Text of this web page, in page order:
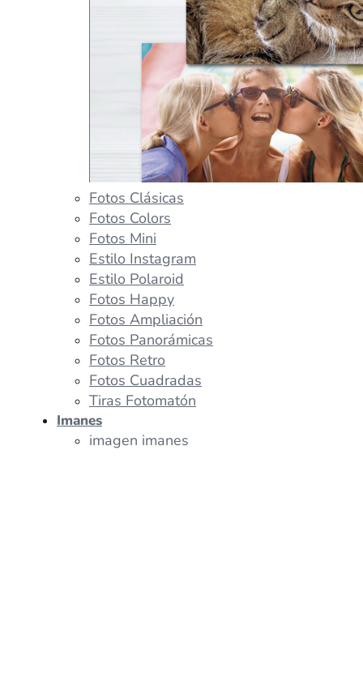
Fotos Clásicas
Fotos Colors
Fotos Mini
Estilo Instagram
Estilo Polaroid
Fotos Happy
Fotos Ampliación
Fotos Panorámicas
Fotos Retro
Fotos Cuadradas
Tiras Fotomatón
Imanes
imagen imanes